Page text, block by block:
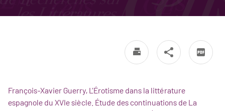
François-Xavier Guerry, L’Érotisme dans la littérature
espagnole du XVIe siècle. Étude des continuations de La